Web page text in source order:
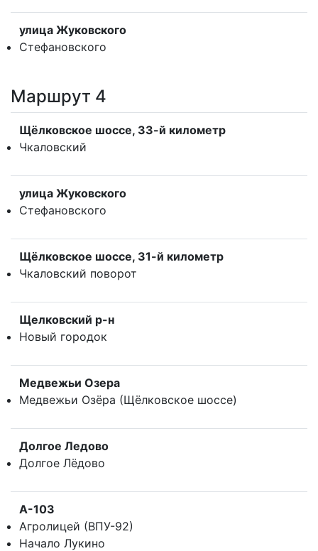
улица Жуковского
Стефановского
Маршрут 4
Щёлковское шоссе, 33-й километр
Чкаловский
улица Жуковского
Стефановского
Щёлковское шоссе, 31-й километр
Чкаловский поворот
Щелковский р-н
Новый городок
Медвежьи Озера
Медвежьи Озёра (Щёлковское шоссе)
Долгое Ледово
Долгое Лёдово
А-103
Агролицей (ВПУ-92)
Начало Лукино